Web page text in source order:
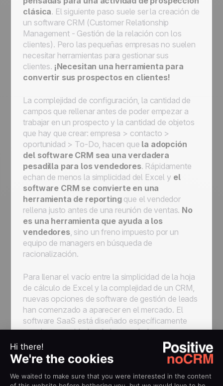
clásica. El siguiente paso suele ser la creación de
un software CRM (Customer Relationship
Management - Gestión de la relación con los
clientes). Pero las pequeñas empresas no suelen
necesitar herramientas para gestionar sus
clientes. ¡Necesitan una herramienta para
convertir sus prospectos en clientes!
La complejidad de configuración, la cantidad de
campos que rellenar antes de poder empezar a
trabajar en un prospecto y la cantidad de objetos
que hay que crear: empresa > contacto >
oportunidad > To-Do, hacen que la adopción
del software CRM sea una verdadera
pesadilla para los vendedores. Rápidamente
echan de menos la simplicidad del Excel y el
software CRM se convierte en una
herramienta de reportingque el vendedor
rellena justo antes de una reunión de ventas. No
es una herramienta que ayuda a los
vendedores, sino un freno impuesto por un
equipo de managers en búsqueda de
racionalización.
Para llenar el vacío entre la simplicidad de la hoja
de cálculo de Excel y la complejidad de un CRM,
nuevas opciones de software de gestión de leads
han comenzado a aparecer en el mercado. El
software SaaS está diseñado específicamente
para las necesidades de los vendedores y
gerentes de ventas e incluye funciones
como:Una aplicación en SaaS,
totalmente
centrada en los vendedores
, que reúne lo
mejor de los dos mundos: